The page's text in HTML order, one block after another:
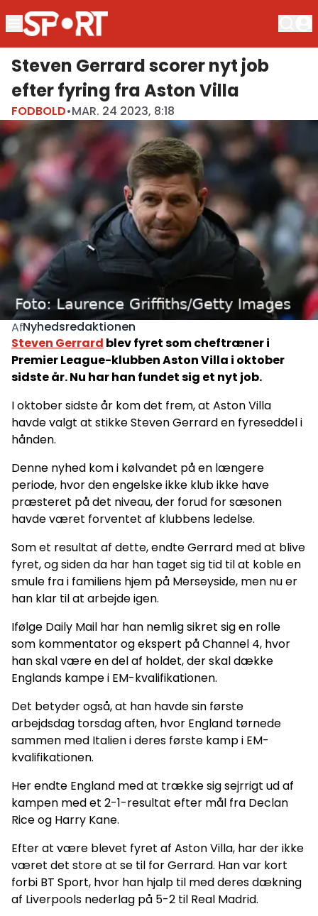
Steven Gerrard scorer nyt job
efter fyring fra Aston Villa
FODBOLD•MAR. 24 2023, 8:18
AfNyhedsredaktionen
Steven Gerrard blev fyret som cheftræner i
Premier League-klubben Aston Villa i oktober
sidste år. Nu har han fundet sig et nyt job.
I oktober sidste år kom det frem, at Aston Villa
havde valgt at stikke Steven Gerrard en fyreseddel i
hånden.
Denne nyhed kom i kølvandet på en længere
periode, hvor den engelske ikke klub ikke have
præsteret på det niveau, der forud for sæsonen
havde været forventet af klubbens ledelse.
Som et resultat af dette, endte Gerrard med at blive
fyret, og siden da har han taget sig tid til at koble en
smule fra i familiens hjem på Merseyside, men nu er
han klar til at arbejde igen.
Ifølge Daily Mail har han nemlig sikret sig en rolle
som kommentator og ekspert på Channel 4, hvor
han skal være en del af holdet, der skal dække
Englands kampe i EM-kvalifikationen.
Det betyder også, at han havde sin første
arbejdsdag torsdag aften, hvor England tørnede
sammen med Italien i deres første kamp i EM-
kvalifikationen.
Her endte England med at trække sig sejrrigt ud af
kampen med et 2-1-resultat efter mål fra Declan
Rice og Harry Kane.
Efter at være blevet fyret af Aston Villa, har der ikke
været det store at se til for Gerrard. Han var kort
forbi BT Sport, hvor han hjalp til med deres dækning
af Liverpools nederlag på 5-2 til Real Madrid.